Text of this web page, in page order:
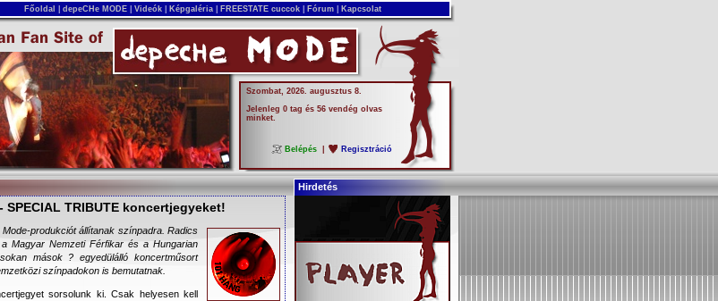
Főoldal depeCHe MODE Videók Képgaléria FREESTATE cuccok Fórum Kapcsolat
Szombat, 2026. augusztus 8.
Jelenleg 0 tag és 56 vendég olvas
minket.
Belépés Regisztráció
Hirdetés
SPECIAL TRIBUTE koncertjegyeket!
produkciót állítanak színpadra. Radics
Magyar Nemzeti Férfikar és a Hungarian
mások ? egyedülálló koncertműsort
színpadokon is bemutatnak.
sorsolunk ki. Csak helyesen kell